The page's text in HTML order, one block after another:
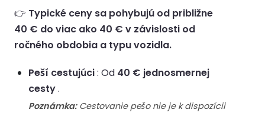
👉 Typické ceny sa pohybujú od približne
40 € do viac ako 40 € v závislosti od
ročného obdobia a typu vozidla.
Peší cestujúci: Od 40 € jednosmernej
cesty.
Poznámka:Cestovanie pešo nie je k dispozícii